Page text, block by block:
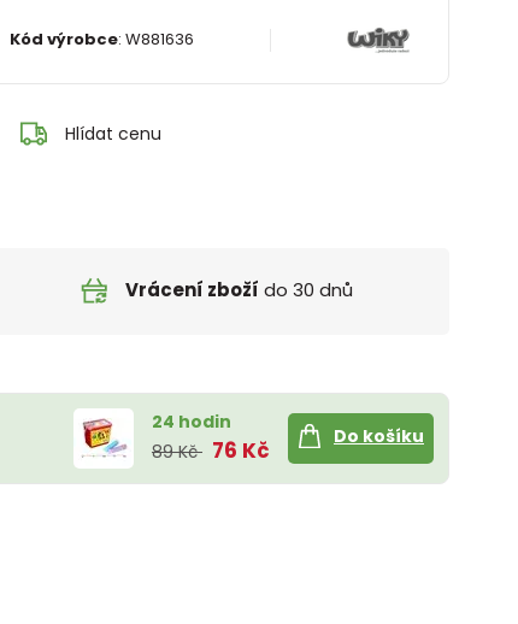
Kód výrobce:W881636
Hlídat cenu
Vrácení zboží do 30 dnů
24 hodin
89 Kč 76 Kč
Do košíku